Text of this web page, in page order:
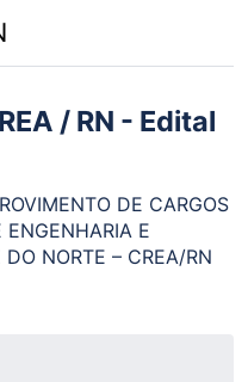
/ RN - Edital
DE CARGOS
E
NORTE – CREA/RN